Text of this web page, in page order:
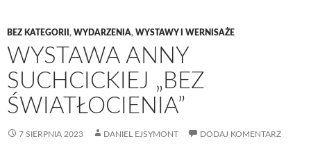
BEZ KATEGORII , WYDARZENIA, WYSTAWY I WERNISAŻE
WYSTAWA ANNY
SUCHCICKIEJ „BEZ
ŚWIATŁOCIENIA”
7 SIERPNIA 2023 DANIEL EJSYMONT DODAJ KOMENTARZ